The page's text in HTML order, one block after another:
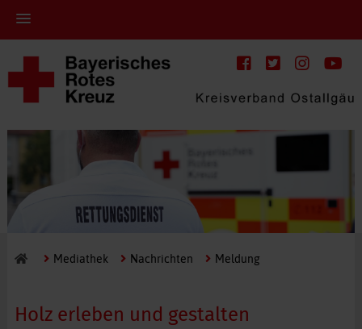
Mediathek Nachrichten Meldung
Holz erleben und gestalten